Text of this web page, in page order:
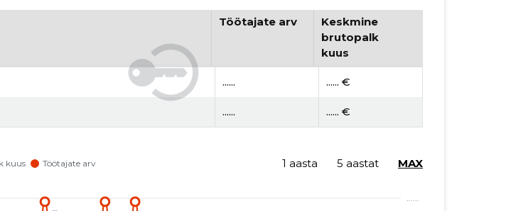
Töötajate arv
Keskmine
brutopalk
kuus
...... ...... €
...... ...... €
1 aasta 5 aastat MAX